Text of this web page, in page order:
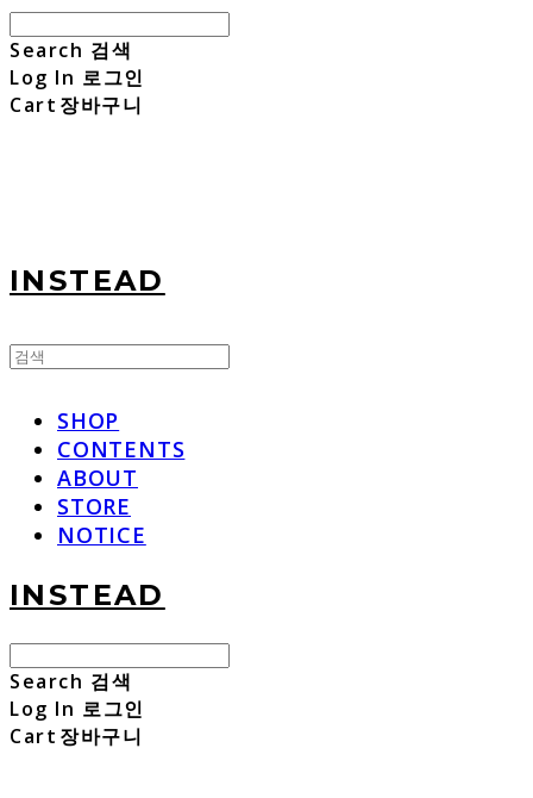
Search 검색
Log In 로그인
Cart 장바구니
INSTEAD
SHOP
CONTENTS
ABOUT
STORE
NOTICE
INSTEAD
Search 검색
Log In 로그인
Cart 장바구니